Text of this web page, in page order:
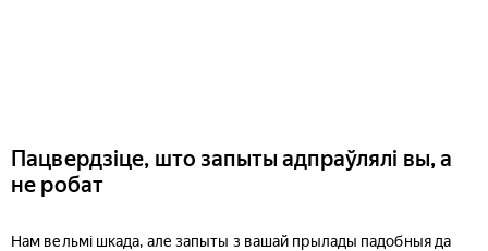
Пацвердзіце, што запыты адпраўлялі вы, а
не робат
Нам вельмі шкада, але запыты з вашай прылады падобныя да